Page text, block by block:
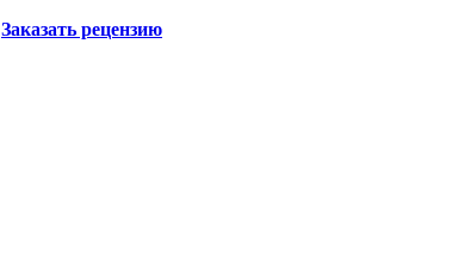
Заказать рецензию